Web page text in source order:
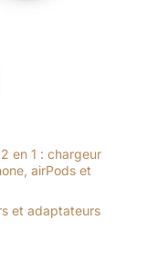
en 1 : chargeur
airPods et
et adaptateurs